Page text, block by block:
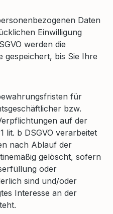
Daten
Einwilligung
werden die
gespeichert, bis Sie Ihre
für
bzw.
auf der
lit. b DSGVO verarbeitet
nach Ablauf der
gelöscht, sofern
oder
sind und/oder
Interesse an der